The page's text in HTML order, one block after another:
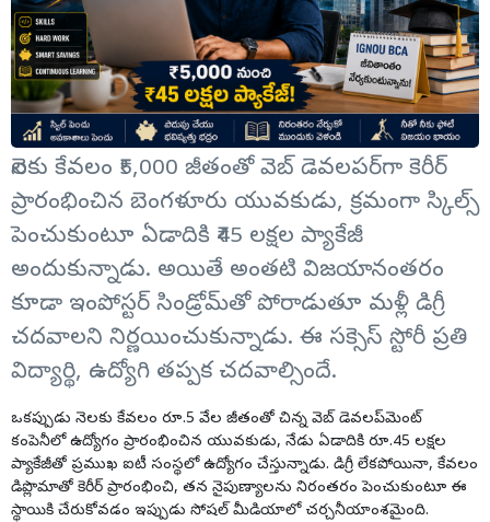
నెలకు కేవలం ₹5,000 జీతంతో వెబ్ డెవలపర్‌గా కెరీర్
ప్రారంభించిన బెంగళూరు యువకుడు, క్రమంగా స్కిల్స్
పెంచుకుంటూ ఏడాదికి ₹45 లక్షల ప్యాకేజీ
అందుకున్నాడు. అయితే అంతటి విజయానంతరం
కూడా ఇంపోస్టర్ సిండ్రోమ్‌తో పోరాడుతూ మళ్లీ డిగ్రీ
చదవాలని నిర్ణయించుకున్నాడు. ఈ సక్సెస్ స్టోరీ ప్రతి
విద్యార్థి, ఉద్యోగి తప్పక చదవాల్సిందే.
ఒకప్పుడు నెలకు కేవలం రూ.5 వేల జీతంతో చిన్న వెబ్ డెవలప్‌మెంట్
కంపెనీలో ఉద్యోగం ప్రారంభించిన యువకుడు, నేడు ఏడాదికి రూ.45 లక్షల
ప్యాకేజీతో ప్రముఖ ఐటీ సంస్థలో ఉద్యోగం చేస్తున్నాడు. డిగ్రీ లేకపోయినా, కేవలం
డిప్లొమాతో కెరీర్ ప్రారంభించి, తన నైపుణ్యాలను నిరంతరం పెంచుకుంటూ ఈ
స్థాయికి చేరుకోవడం ఇప్పుడు సోషల్ మీడియాలో చర్చనీయాంశమైంది.